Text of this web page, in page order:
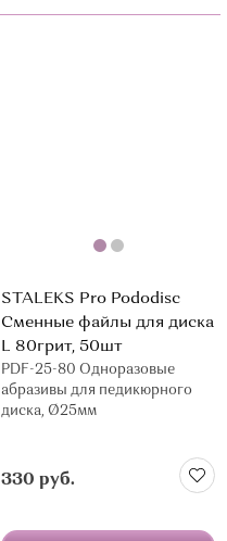
STALEKS Pro Pododisc
Сменные файлы для диска
L 80грит, 50шт
PDF-25-80 Одноразовые
абразивы для педикюрного
диска, Ø25мм
330 руб.